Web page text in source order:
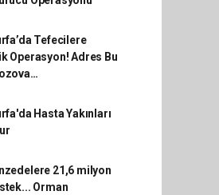
Tefecilere
Operasyon! Adres Bu
Hasta Yakınları
21,6 milyon
Orman